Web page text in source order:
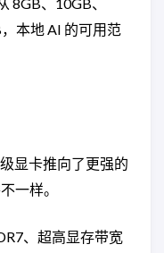
本地 AI 的可用范
显卡推向了更强的
一样。
、超高显存带宽